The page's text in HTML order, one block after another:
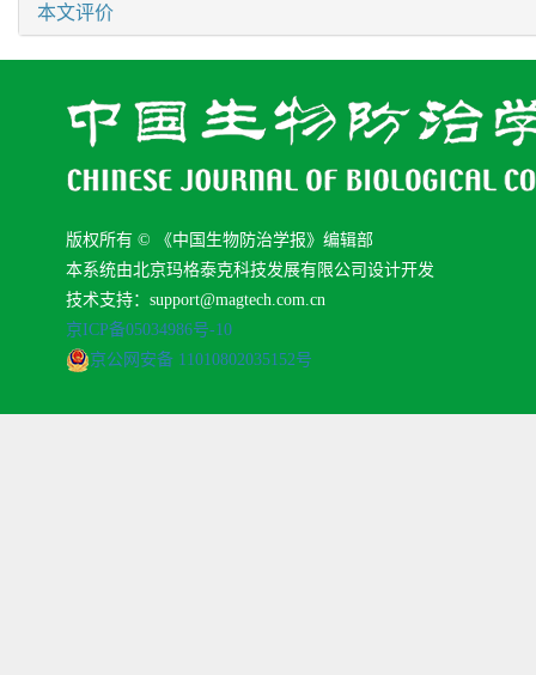
本文评价
版权所有 © 《中国生物防治学报》编辑部
本系统由北京玛格泰克科技发展有限公司设计开发
技术支持：support@magtech.com.cn
京ICP备05034986号-10
京公网安备 11010802035152号